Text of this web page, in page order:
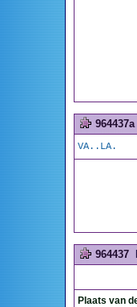
964437a
VA..LA.
964437
Plaats van